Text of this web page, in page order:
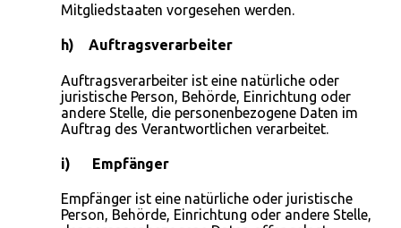
Mitgliedstaaten vorgesehen werden.
h) Auftragsverarbeiter
Auftragsverarbeiter ist eine natürliche oder
juristische Person, Behörde, Einrichtung oder
andere Stelle, die personenbezogene Daten im
Auftrag des Verantwortlichen verarbeitet.
i) Empfänger
Empfänger ist eine natürliche oder juristische
Person, Behörde, Einrichtung oder andere Stelle,